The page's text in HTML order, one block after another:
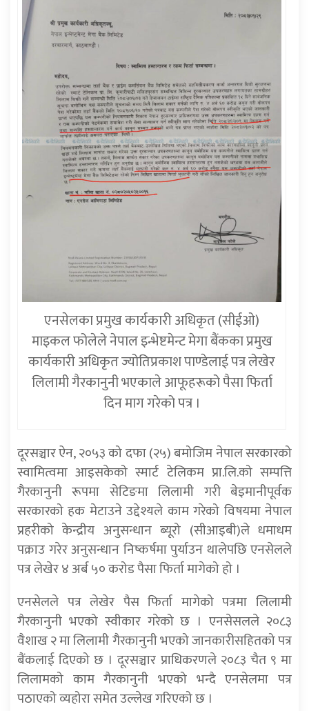
एनसेलका प्रमुख कार्यकारी अधिकृत (सीईओ)
माइकल फोलेले नेपाल इन्भेष्टमेन्ट मेगा बैंकका प्रमुख
कार्यकारी अधिकृत ज्योतिप्रकाश पाण्डेलाई पत्र लेखेर
लिलामी गैरकानुनी भएकाले आफूहरूको पैसा फिर्ता
दिन माग गरेको पत्र ।
दूरसञ्चार ऐन, २०५३ को दफा (२५) बमोजिम नेपाल सरकारको
स्वामित्वमा आइसकेको स्मार्ट टेलिकम प्रा.लि.को सम्पत्ति
गैरकानुनी रूपमा सेटिङमा लिलामी गरी बेइमानीपूर्वक
सरकारको हक मेटाउने उद्देश्यले काम गरेको विषयमा नेपाल
प्रहरीको केन्द्रीय अनुसन्धान ब्यूरो (सीआइबी)ले धमाधम
पक्राउ गरेर अनुसन्धान निष्कर्षमा पुर्याउन थालेपछि एनसेलले
पत्र लेखेर ४ अर्ब ५० करोड पैसा फिर्ता मागेको हो ।
एनसेलले पत्र लेखेर पैस फिर्ता मागेको पत्रमा लिलामी
गैरकानुनी भएको स्वीकार गरेको छ । एनसेसलले २०८३
वैशाख २ मा लिलामी गैरकानुनी भएको जानकारीसहितको पत्र
बैंकलाई दिएको छ । दूरसञ्चार प्राधिकरणले २०८३ चैत ९ मा
लिलामको काम गैरकानुनी भएको भन्दै एनसेलमा पत्र
पठाएको व्यहोरा समेत उल्लेख गरिएको छ ।